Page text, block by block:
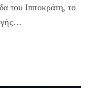
του Ιπποκράτη, το